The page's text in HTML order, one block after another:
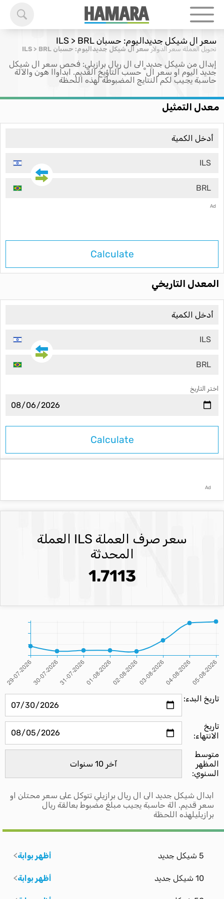
سعر ال شيكل جديداليوم: حسبان ILS > BRL
تحويل العملة سعر الدولار سعر ال شيكل جديداليوم: حسبان ILS > BRL
إبدال من شيكل جديد الى ال ريال برازيلي: فحص سعر ال شيكل
جديد اليوم او سعر ال ْ حسب التاؤيخ القديم. ابداواا هون والآلة
حاسبة يجيب لكم النتايج المضبوطة لهذه اللحظة
معدل التمثيل
ILS
BRL
Ad
Calculate
المعدل التاريخي
ILS
BRL
اختر التاريخ
Ad
سعر صرف العملة ILS العملة
المحدثة
1.7113
تاريخ البدء:
تاريخ
الانتهاء:
متوسط ​​
المظهر
السنوي:
ابدال شيكل جديد الى ال ريال برازيلي تتوكل على سعر محتلن او
سعر قديم. الة حاسبة يجيب مبلغ مضبوط بعالقة ريال
برازيليلهذه اللحظة
5 شيكل جديد أظهر بوابة
10 شيكل جديد أظهر بوابة